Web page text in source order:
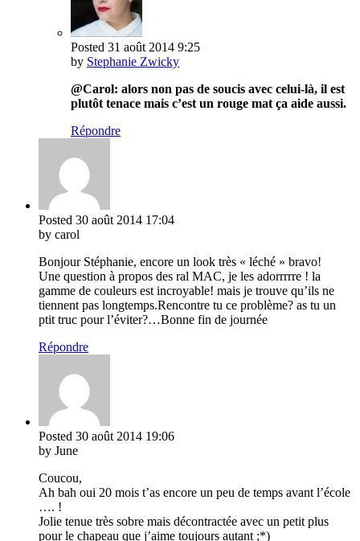
Posted 31 août 2014 9:25
by Stephanie Zwicky
@Carol: alors non pas de soucis avec celui-là, il est
plutôt tenace mais c’est un rouge mat ça aide aussi.
Répondre
Posted 30 août 2014 17:04
by carol
Bonjour Stéphanie, encore un look très « léché » bravo!
Une question à propos des ral MAC, je les adorrrrre ! la
gamme de couleurs est incroyable! mais je trouve qu’ils ne
tiennent pas longtemps.Rencontre tu ce problème? as tu un
ptit truc pour l’éviter?…Bonne fin de journée
Répondre
Posted 30 août 2014 19:06
by June
Coucou,
Ah bah oui 20 mois t’as encore un peu de temps avant l’école
…. !
Jolie tenue très sobre mais décontractée avec un petit plus
pour le chapeau que j’aime toujours autant ;*)